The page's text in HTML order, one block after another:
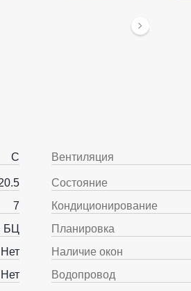
C
7
БЦ
Нет
Нет
Вентиляция
Состояние
Кондиционирование
Планировка
Наличие окон
Водопровод